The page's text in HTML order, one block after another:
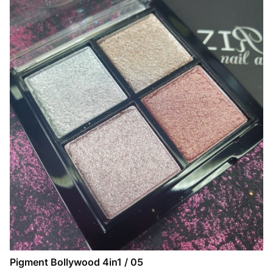
Pigment Bollywood 4in1 / 05